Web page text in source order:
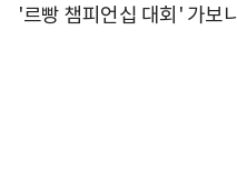
'르빵 챔피언십 대회' 가보니